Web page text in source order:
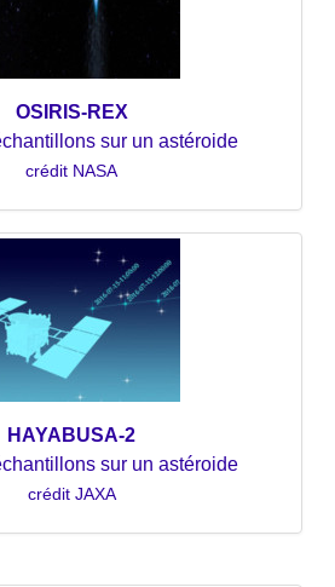
OSIRIS-REX
sur un astéroide
crédit NASA
HAYABUSA-2
sur un astéroide
crédit JAXA